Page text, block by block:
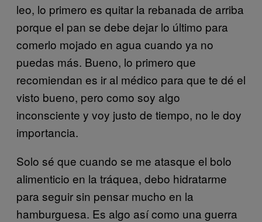
leo, lo primero es quitar la rebanada de arriba
porque el pan se debe dejar lo último para
comerlo mojado en agua cuando ya no
puedas más. Bueno, lo primero que
recomiendan es ir al médico para que te dé el
visto bueno, pero como soy algo
inconsciente y voy justo de tiempo, no le doy
importancia.
Solo sé que cuando se me atasque el bolo
alimenticio en la tráquea, debo hidratarme
para seguir sin pensar mucho en la
hamburguesa. Es algo así como una guerra